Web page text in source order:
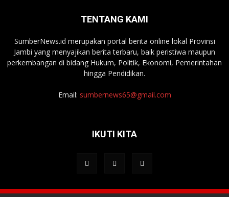
TENTANG KAMI
SumberNews.id merupakan portal berita online lokal Provinsi
Jambi yang menyajikan berita terbaru, baik peristiwa maupun
perkembangan di bidang Hukum, Politik, Ekonomi, Pemerintahan
hingga Pendidikan.
Email: sumbernews65@gmail.com
IKUTI KITA